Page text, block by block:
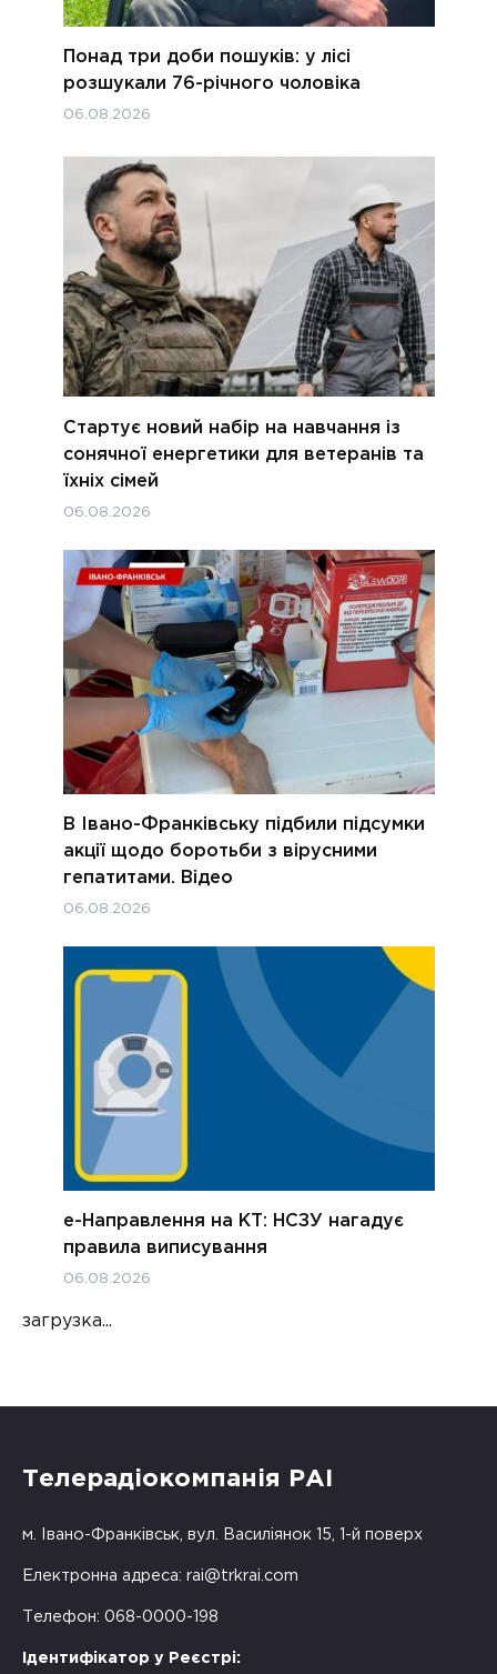
Понад три доби пошуків: у лісі
розшукали 76-річного чоловіка
06.08.2026
Стартує новий набір на навчання із
сонячної енергетики для ветеранів та
їхніх сімей
06.08.2026
В Івано-Франківську підбили підсумки
акції щодо боротьби з вірусними
гепатитами. Відео
06.08.2026
е-Направлення на КТ: НСЗУ нагадує
правила виписування
06.08.2026
загрузка...
Телерадіокомпанія РАІ
м. Івано-Франківськ, вул. Василіянок 15, 1-й поверх
Електронна адреса: rai@trkrai.com
Телефон: 068-0000-198
Ідентифікатор у Реєстрі: